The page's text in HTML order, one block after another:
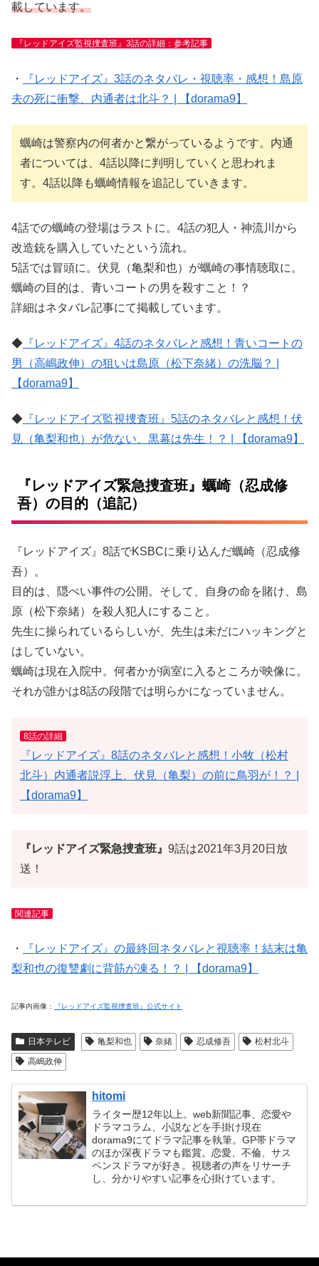
載しています。
『レッドアイズ監視捜査班』3話の詳細：参考記事
・
『レッドアイズ』3話のネタバレ・視聴率・感想！島原
夫の死に衝撃、内通者は北斗？ | 【dorama9】
蠣崎は警察内の何者かと繋がっているようです。内通
者については、4話以降に判明していくと思われま
す。4話以降も蠣崎情報を追記していきます。
4話での蠣崎の登場はラストに。4話の犯人・神流川から
改造銃を購入していたという流れ。
5話では冒頭に。伏見（亀梨和也）が蠣崎の事情聴取に。
蠣崎の目的は、青いコートの男を殺すこと！？
詳細はネタバレ記事にて掲載しています。
◆ 『レッドアイズ』4話のネタバレと感想！青いコートの
男（高嶋政伸）の狙いは島原（松下奈緒）の洗脳？ |
【dorama9】
◆ 『レッドアイズ監視捜査班』5話のネタバレと感想！伏
見（亀梨和也）が危ない、黒幕は先生！？ | 【dorama9】
『レッドアイズ緊急捜査班』蠣崎（忍成修
吾）の目的（追記）
『レッドアイズ』8話でKSBCに乗り込んだ蠣崎（忍成修
吾）。
目的は、隠ぺい事件の公開。そして、自身の命を賭け、島
原（松下奈緒）を殺人犯人にすること。
先生に操られているらしいが、先生は未だにハッキングと
はしていない。
蠣崎は現在入院中。何者かが病室に入るところが映像に。
それが誰かは8話の段階では明らかになっていません。
8話の詳細
『レッドアイズ』8話のネタバレと感想！小牧（松村
北斗）内通者説浮上、伏見（亀梨）の前に鳥羽が！？ |
【dorama9】
『レッドアイズ緊急捜査班』 9話は2021年3月20日放
送！
関連記事
・
『レッドアイズ』の最終回ネタバレと視聴率！結末は亀
梨和也の復讐劇に背筋が凍る！？ | 【dorama9】
記事内画像： 『レッドアイズ監視捜査班』公式サイト
日本テレビ 亀梨和也 奈緒 忍成修吾
松村北斗
高嶋政伸
hitomi
ライター歴12年以上。web新聞記事、恋愛や
ドラマコラム、小説などを手掛け現在
dorama9にてドラマ記事を執筆。GP帯ドラマ
のほか深夜ドラマも鑑賞。恋愛、不倫、サス
ペンスドラマが好き。視聴者の声をリサーチ
し、分かりやすい記事を心掛けています。